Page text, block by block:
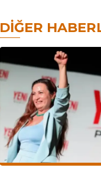
DIĞER